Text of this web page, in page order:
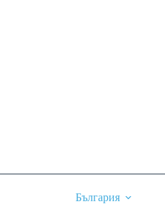
България